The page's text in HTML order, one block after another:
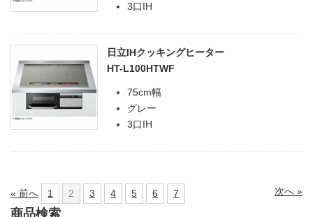
3口IH
日立IHクッキングヒーター
HT-L100HTWF
75cm幅
グレー
3口IH
« 前へ 1 2 3 4 5 6 7 次へ »
商品検索